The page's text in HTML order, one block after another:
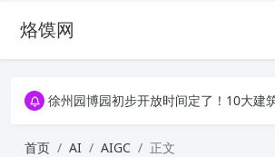
烙馍网16796个OpenClaw Skills合集下载｜总2.7G，压缩后
徐州园博园初步开放时间定了！10大建筑群＋
徐州园博园初步开放时间定了！10大建筑群＋
首页 AI AIGC 正文